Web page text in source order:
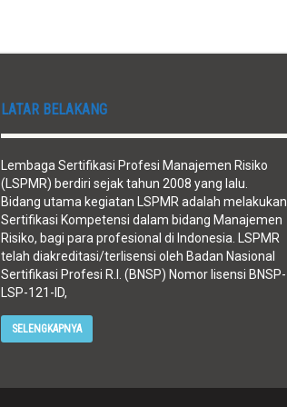
LATAR BELAKANG
Lembaga Sertifikasi Profesi Manajemen Risiko
(LSPMR) berdiri sejak tahun 2008 yang lalu.
Bidang utama kegiatan LSPMR adalah melakukan
Sertifikasi Kompetensi dalam bidang Manajemen
Risiko, bagi para profesional di Indonesia. LSPMR
telah diakreditasi/terlisensi oleh Badan Nasional
Sertifikasi Profesi R.I. (BNSP) Nomor lisensi BNSP-
LSP-121-ID,
SELENGKAPNYA